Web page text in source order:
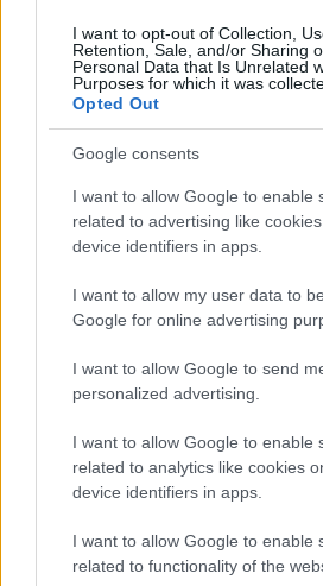
I want to opt-out of Collection,
Retention, Sale, and/or Sharing
Personal Data that Is Unrelated
Purposes for which it was
Opted Out
Google consents
I want to allow Google to enable
related to advertising like
device identifiers in apps.
I want to allow my user data to
Google for online advertising
I want to allow Google to send
personalized advertising.
I want to allow Google to enable
related to analytics like cookies
device identifiers in apps.
I want to allow Google to enable
related to functionality of the
lesz megengedett.
Maine:
E cikk írásakor 88%
on áll az igenek aránya a
szavazáson, vagyis teljesen
Maine szabályozásának
Spanyolországból és
Kannabisz receptre
Florida:
kannabisz gyógyászati célú
engedélyezését. Az orvosi
széles körben elérhetővé válik,
következő betegségek
epilepszia, glaukóma, AIDS,
rendellenesség (PTSD), ALS és a